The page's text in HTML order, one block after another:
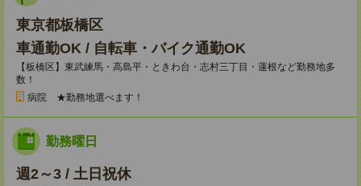
東京都板橋区
車通勤OK / 自転車・バイク通勤OK
【板橋区】東武練馬・高島平・ときわ台・志村三丁目・蓮根など勤務地多
数！
病院 ★勤務地選べます！
勤務曜日
週2～3 / 土日祝休